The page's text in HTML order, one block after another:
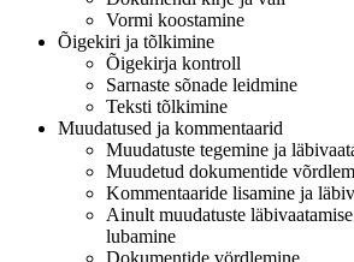
Vormi koostamine
Õigekiri ja tõlkimine
Õigekirja kontroll
Sarnaste sõnade leidmine
Teksti tõlkimine
Muudatused ja kommentaarid
Muudatuste tegemine ja
Muudetud dokumentide
Kommentaaride lisamine ja
Ainult muudatuste
lubamine
Dokumentide vördlemine